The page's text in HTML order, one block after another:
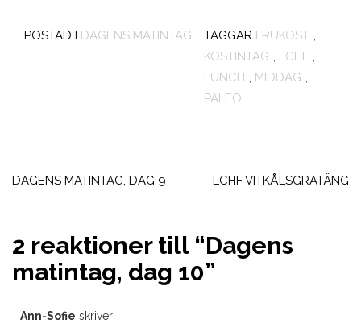
POSTAD I DAGENS MATINTAG TAGGAR FRUKOST ,
KOSTINTAG , LCHF ,
LUNCH , MIDDAG ,
PALEO
DAGENS MATINTAG, DAG 9 LCHF VITKÅLSGRATÄNG
2 reaktioner till “Dagens
matintag, dag 10”
Ann-Sofie skriver: